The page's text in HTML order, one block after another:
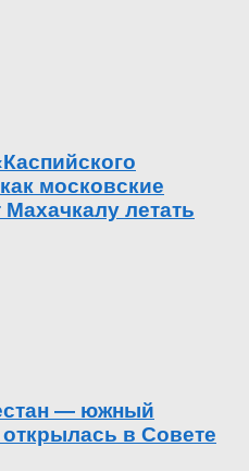
московские
летать
— южный
в Совете